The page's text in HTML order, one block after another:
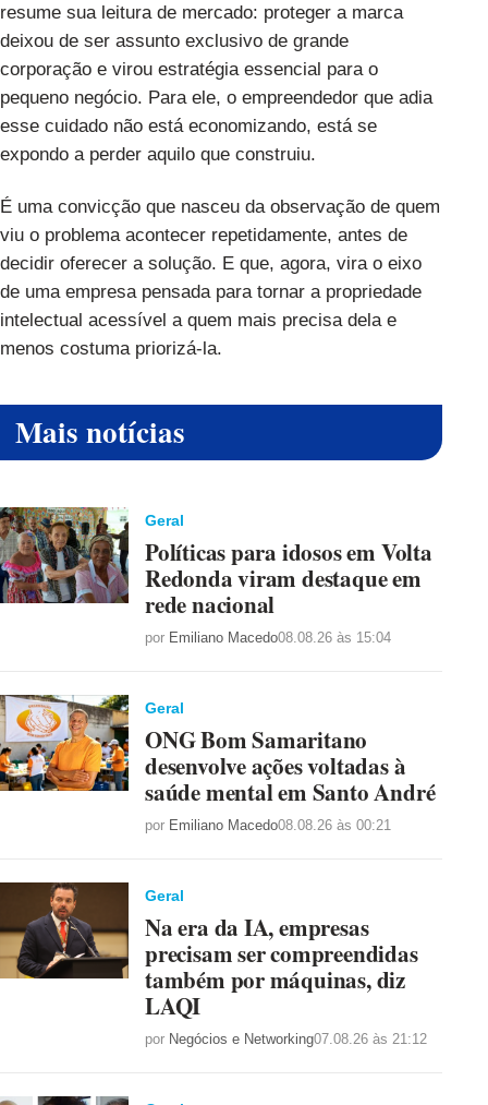
resume sua leitura de mercado: proteger a marca
deixou de ser assunto exclusivo de grande
corporação e virou estratégia essencial para o
pequeno negócio. Para ele, o empreendedor que adia
esse cuidado não está economizando, está se
expondo a perder aquilo que construiu.
É uma convicção que nasceu da observação de quem
viu o problema acontecer repetidamente, antes de
decidir oferecer a solução. E que, agora, vira o eixo
de uma empresa pensada para tornar a propriedade
intelectual acessível a quem mais precisa dela e
menos costuma priorizá-la.
Mais notícias
Geral
Políticas para idosos em Volta
Redonda viram destaque em
rede nacional
por Emiliano Macedo08.08.26 às 15:04
Geral
ONG Bom Samaritano
desenvolve ações voltadas à
saúde mental em Santo André
por Emiliano Macedo08.08.26 às 00:21
Geral
Na era da IA, empresas
precisam ser compreendidas
também por máquinas, diz
LAQI
por Negócios e Networking07.08.26 às 21:12